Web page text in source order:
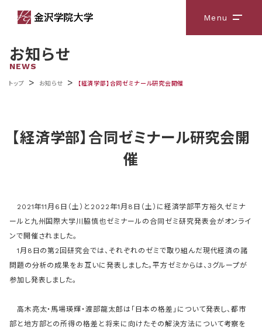
Menu メニ
お知らせ
NEWS
トップ > お知らせ > 【経済学部】合同ゼミナール研究会開催
【経済学部】合同ゼミナール研究会開
催
2021年11月6日（土）と2022年1月8日（土）に経済学部平方裕久ゼミナ
ールと九州国際大学川脇慎也ゼミナールの合同ゼミ研究発表会がオンライ
ンで開催されました。
1月8日の第2回研究会では、それぞれのゼミで取り組んだ現代経済の諸
問題の分析の成果をお互いに発表しました。平方ゼミからは、3グループが
参加し発表しました。
高木亮太・馬場瑛輝・渡部龍太郎は「日本の格差」について発表し、都市
部と地方部との所得の格差と将来に向けたその解決方法について考察を